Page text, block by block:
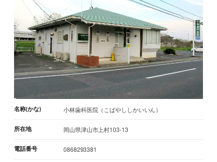
名称(かな) 小林歯科医院（こばやししかいいん）
所在地 岡山県津山市上村103-13
電話番号 0868293381